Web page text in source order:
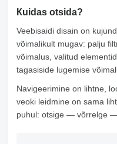
Кuidas otsida?
Veebisaidi disain on
võimalikult mugav: palju
võimalus, valitud
tagasiside lugemise
Navigeerimine on lihtne,
veoki leidmine on sama
puhul: otsige — võrrelge